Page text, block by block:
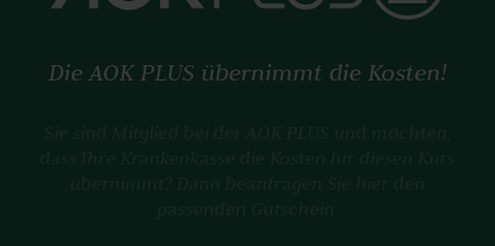
Die AOK PLUS übernimmt die Kosten!